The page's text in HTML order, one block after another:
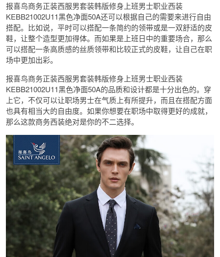
报喜鸟商务正装西服男套装韩版修身上班男士职业西装
KEBB21002U11黑色净面50A还可以根据自己的需要来进行自由
搭配。比如说，平时可以搭配一条简约的领带或是一双舒适的皮
鞋，让整个造型更加得体。而如果是上班日中的重要场合，那么
可以搭配一条高质感的丝质领带和比较正式的皮鞋，让自己在职
场中更加出彩。
报喜鸟商务正装西服男套装韩版修身上班男士职业西装
KEBB21002U11黑色净面50A的品质和设计都是十分出色的。穿
上它，不仅可以让职场男士在气质上有所提升，而且在搭配方面
也具有相当大的自由度。如果你想要在职场中取得更好的成就，
那么这款商务西装绝对是你的不二选择。